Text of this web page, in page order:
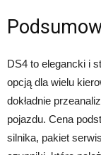
DS4 to elegancki i
opcją dla wielu
dokładnie
pojazdu. Cena
silnika, pakiet